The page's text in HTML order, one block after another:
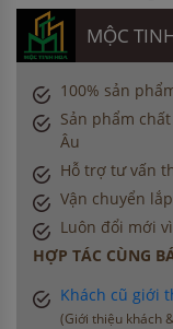
MỘC
100% sản
Sản phẩm
Âu
Hỗ trợ tư vấn
Vận chuyển
Luôn đổi mới
HỢP TÁC CÙNG
Khách cũ giới
(Giới thiệu khách